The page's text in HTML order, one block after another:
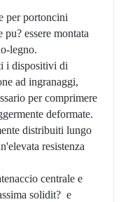
per portoncini
essere montata
legno.
i dispositivi di
ad ingranaggi,
per comprimere
deformate.
distribuiti lungo
resistenza
centrale e
solidit? e